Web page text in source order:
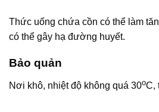
Thức uống chứa cồn có thể làm
có thể gây hạ đường huyết.
Bảo quản
Nơi khô, nhiệt độ không quá 30oC,